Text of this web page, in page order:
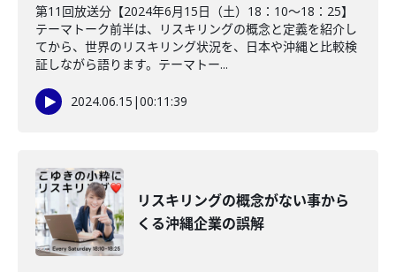
第11回放送分【2024年6月15日（土）18：10～18：25】
テーマトーク前半は、リスキリングの概念と定義を紹介し
てから、世界のリスキリング状況を、日本や沖縄と比較検
証しながら語ります。テーマトー...
2024.06.15 |00:11:39
リスキリングの概念がない事から
くる沖縄企業の誤解